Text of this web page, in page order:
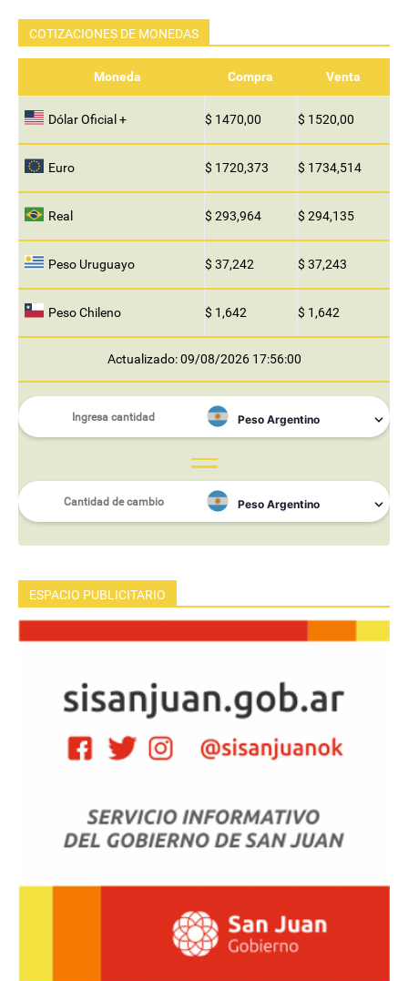
COTIZACIONES DE MONEDAS
Moneda Compra Venta
Dólar Oficial + $ 1470,00 $ 1520,00
Euro $ 1720,373 $ 1734,514
Real $ 293,964 $ 294,135
Peso Uruguayo $ 37,242 $ 37,243
Peso Chileno $ 1,642 $ 1,642
Actualizado: 09/08/2026 17:56:00
ESPACIO PUBLICITARIO